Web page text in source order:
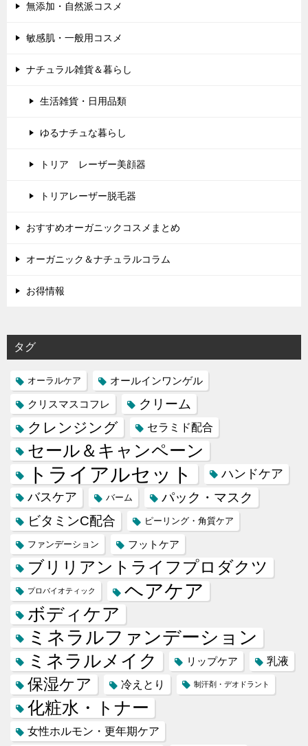
無添加・自然派コスメ
敏感肌・一般用コスメ
ナチュラル雑貨＆暮らし
生活雑貨・日用品類
ゆるナチュな暮らし
トリア レーザー美顔器
トリアレーザー脱毛器
おすすめオーガニックコスメまとめ
オーガニック＆ナチュラルコラム
お得情報
タグ
オーラルケア
オールインワンゲル
クリスマスコフレ
クリーム
クレンジング セラミド配合
セール＆キャンペーン
トライアルセット
ハンドケア
バスケア
バーム
パック・マスク
ビタミンC配合
ピーリング・角質ケア
ファンデーション フットケア
ブリリアントライフプロダクツ
プロバイオティック ヘアケア
ボディケア
ミネラルファンデーション
ミネラルメイク リップケア 乳液
保湿ケア 冷えとり 制汗剤・デオドラント
化粧水・トナー
女性ホルモン・更年期ケア